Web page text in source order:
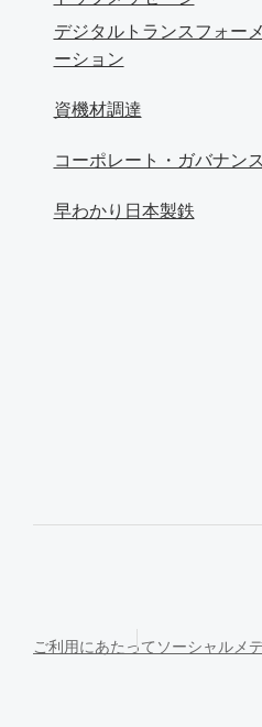
デジタルトランスフォーメ
ーション
資機材調達
コーポレート・ガバナンス
早わかり日本製鉄
ご利用にあたって ソーシャルメ